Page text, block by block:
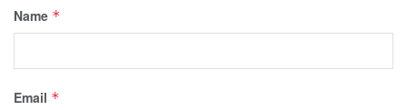
Name *
Email *